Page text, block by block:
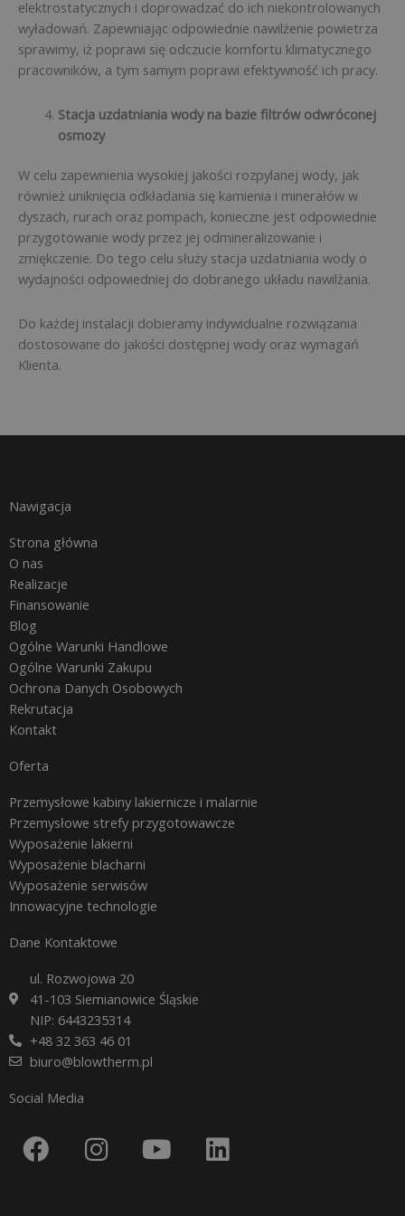
elektrostatycznych i doprowadzać do ich niekontrolowanych
wyładowań. Zapewniając odpowiednie nawilżenie powietrza
sprawimy, iż poprawi się odczucie komfortu klimatycznego
pracowników, a tym samym poprawi efektywność ich pracy.
Stacja uzdatniania wody na bazie filtrów odwróconej
osmozy
W celu zapewnienia wysokiej jakości rozpylanej wody, jak
również uniknięcia odkładania się kamienia i minerałów w
dyszach, rurach oraz pompach, konieczne jest odpowiednie
przygotowanie wody przez jej odmineralizowanie i
zmiękczenie. Do tego celu służy stacja uzdatniania wody o
wydajności odpowiedniej do dobranego układu nawilżania.
Do każdej instalacji dobieramy indywidualne rozwiązania
dostosowane do jakości dostępnej wody oraz wymagań
Klienta.
Nawigacja
Strona główna
O nas
Realizacje
Finansowanie
Blog
Ogólne Warunki Handlowe
Ogólne Warunki Zakupu
Ochrona Danych Osobowych
Rekrutacja
Kontakt
Oferta
Przemysłowe kabiny lakiernicze i malarnie
Przemysłowe strefy przygotowawcze
Wyposażenie lakierni
Wyposażenie blacharni
Wyposażenie serwisów
Innowacyjne technologie
Dane Kontaktowe
ul. Rozwojowa 20
41-103 Siemianowice Śląskie
NIP: 6443235314
+48 32 363 46 01
biuro@blowtherm.pl
Social Media
F
a
I
n
Y
o
L
i